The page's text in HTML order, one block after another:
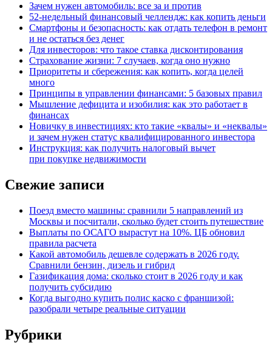
Зачем нужен автомобиль: все за и против
52-недельный финансовый челлендж: как копить деньги
Смартфоны и безопасность: как отдать телефон в ремонт
и не остаться без денег
Для инвесторов: что такое ставка дисконтирования
Страхование жизни: 7 случаев, когда оно нужно
Приоритеты и сбережения: как копить, когда целей
много
Принципы в управлении финансами: 5 базовых правил
Мышление дефицита и изобилия: как это работает в
финансах
Новичку в инвестициях: кто такие «квалы» и «неквалы»
и зачем нужен статус квалифицированного инвестора
Инструкция: как получить налоговый вычет
при покупке недвижимости
Свежие записи
Поезд вместо машины: сравнили 5 направлений из
Москвы и посчитали, сколько будет стоить путешествие
Выплаты по ОСАГО вырастут на 10%. ЦБ обновил
правила расчета
Какой автомобиль дешевле содержать в 2026 году.
Сравнили бензин, дизель и гибрид
Газификация дома: сколько стоит в 2026 году и как
получить субсидию
Когда выгодно купить полис каско с франшизой:
разобрали четыре реальные ситуации
Рубрики